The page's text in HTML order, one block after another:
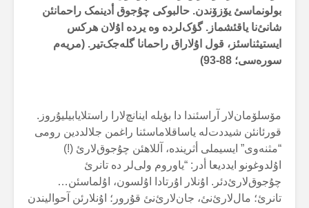
بولونماسئ یۆزۆندن. حالبوکی چۇجوق أدینمک راحمانئن
شانئ‌نا یاقئشماز. گؤک‌لردە وە یردە اۇلان هرکس
ایستیثناسئز، قول اۇلاراق راحمانا گلەجک‌تیر. (مریەم
سورەسی؛ 88-93
)
مۆسلۆمان‌لار آراسئندا دا بؤیلە اینانچ‌لارا راستلایابیلیۇروز.
قورئانئن شیددت‌لە یاساقلاماسئنا راغمن جلالددین رومی
“مثنەوی” ایسیملی أثریندە، آللاهئن چۇجوق‌لارئ (!)
اۇلدوغونو ایددیعا أدر: “یاوروم ولی‌لر دە تانرئ
چۇجوق‌لارئ‌دئر. اۇنلار اۇرتادا اۇلسون، اۇلماسئن…
تانرئ؛ مال‌لارئ‌نئ، جان‌لارئ‌نئ قۇرور؛ اۇنلارئن آحوالیندن